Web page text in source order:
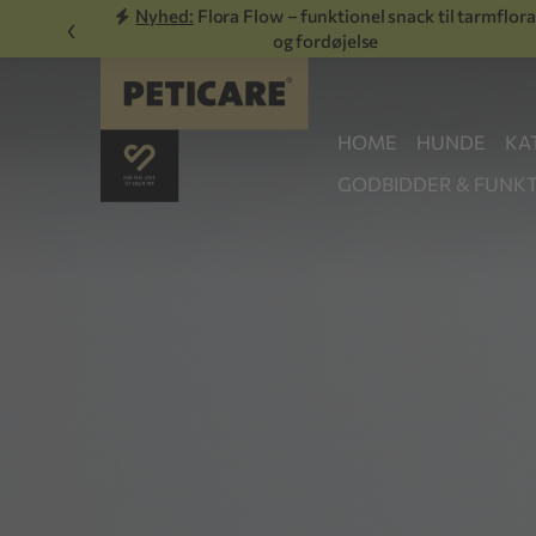
‹ Nyhed: Flora Flow – funktionel snack til tarmflora
og fordøjelse
HOME HUNDE
GODBIDDER &